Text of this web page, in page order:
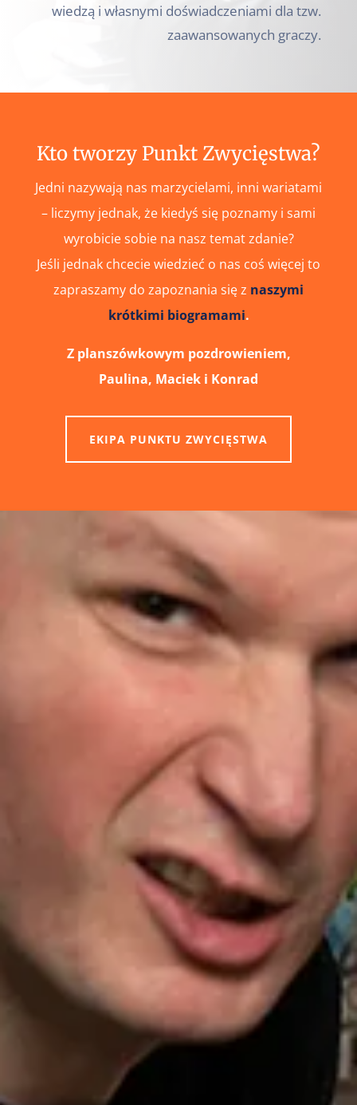
wiedzą i własnymi doświadczeniami dla tzw.
zaawansowanych graczy.
Kto tworzy Punkt Zwycięstwa?
Jedni nazywają nas marzycielami, inni wariatami
– liczymy jednak, że kiedyś się poznamy i sami
wyrobicie sobie na nasz temat zdanie?
Jeśli jednak chcecie wiedzieć o nas coś więcej to
zapraszamy do zapoznania się z naszymi
krótkimi biogramami.
Z planszówkowym pozdrowieniem,
Paulina, Maciek i Konrad
EKIPA PUNKTU ZWYCIĘSTWA